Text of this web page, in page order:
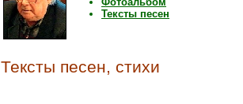
Тексты песен
Тексты песен, стихи